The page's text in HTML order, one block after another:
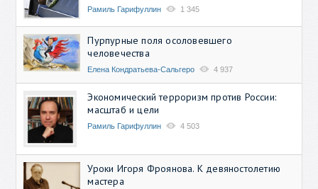
Рамиль Гарифуллин 1 345
Пурпурные поля осоловевшего
человечества
Елена Кондратьева-Сальгеро 4 937
Экономический терроризм против России:
масштаб и цели
Рамиль Гарифуллин 4 503
Уроки Игоря Фроянова. К девяностолетию
мастера